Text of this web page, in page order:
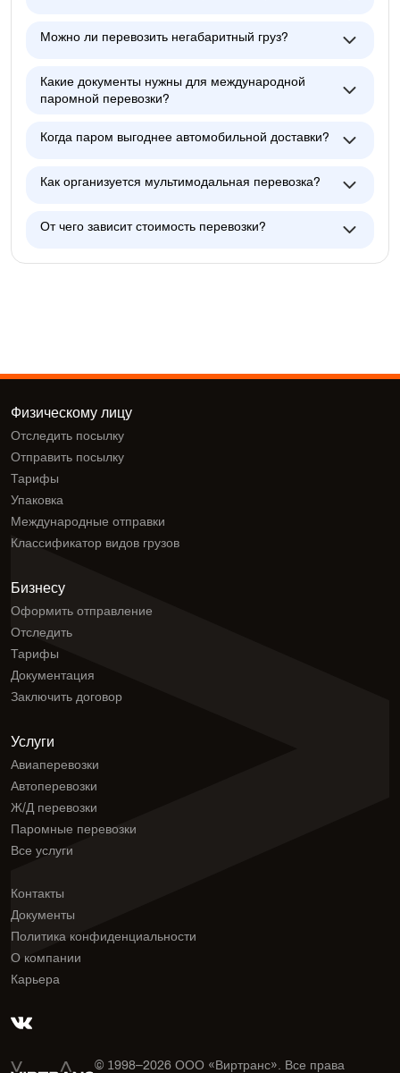
Можно ли перевозить негабаритный груз?
Какие документы нужны для международной
паромной перевозки?
Когда паром выгоднее автомобильной доставки?
Как организуется мультимодальная перевозка?
От чего зависит стоимость перевозки?
© 1998–2026ООО «Виртранс». Все права
Физическому лицу
Отследить посылку
Отправить посылку
Тарифы
Упаковка
Международные отправки
Классификатор видов грузов
Бизнесу
Оформить отправление
Отследить
Тарифы
Документация
Заключить договор
Услуги
Авиаперевозки
Автоперевозки
Ж/Д перевозки
Паромные перевозки
Все услуги
Контакты
Документы
Политика конфиденциальности
О компании
Карьера